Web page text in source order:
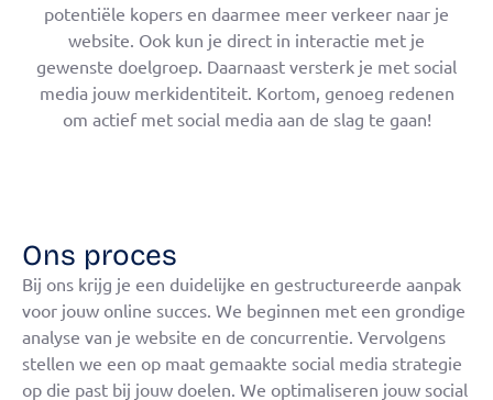
potentiële kopers en daarmee meer verkeer naar je
website. Ook kun je direct in interactie met je
gewenste doelgroep. Daarnaast versterk je met social
media jouw merkidentiteit. Kortom, genoeg redenen
om actief met social media aan de slag te gaan!
Ons proces
Bij ons krijg je een duidelijke en gestructureerde aanpak
voor jouw online succes. We beginnen met een grondige
analyse van je website en de concurrentie. Vervolgens
stellen we een op maat gemaakte social media strategie
op die past bij jouw doelen. We optimaliseren jouw social